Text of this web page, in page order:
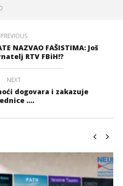
0
PREVIOUS
NAZVAO FAŠISTIMA: Još
RTV FBiH!?
NEXT
dogovara i zakazuje
....